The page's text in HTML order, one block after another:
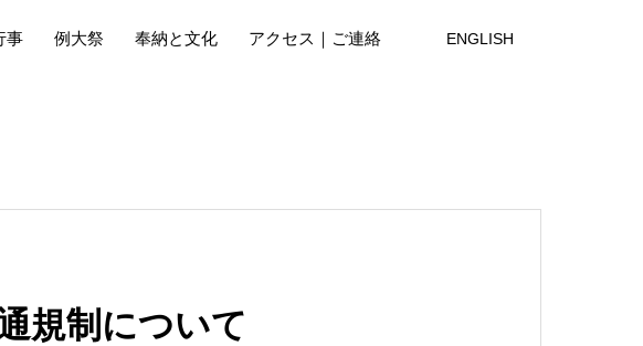
事 例大祭 奉納と文化 アクセス｜ご連絡 ENGLISH
規制について